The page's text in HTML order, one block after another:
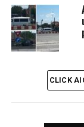
Atât șoferul
ani, pasager al
îngrijirea cărora
„Polițiștii
pentru
împrejurărilor
CLICK